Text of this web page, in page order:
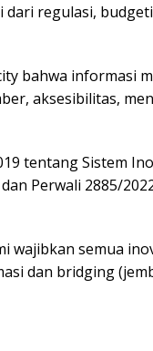
dari regulasi,
bahwa informasi
aksesibilitas,
tentang Sistem
Perwali 2885/
wajibkan semua
dan bridging